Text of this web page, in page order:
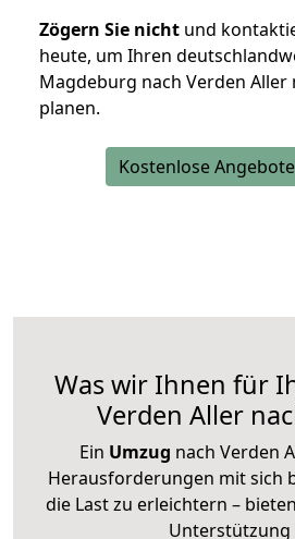
Zögern Sie nicht und
heute, um Ihren
Magdeburg nach Verden Aller
planen.
Kostenlose
Was wir Ihnen für
Verden Aller
Ein Umzug nach Verden
Herausforderungen mit sich
die Last zu erleichtern –
Unterstützung